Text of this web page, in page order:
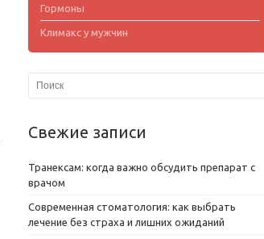
Гормоны
Климакс у мужчин
Свежие записи
Транексам: когда важно обсудить препарат с
врачом
Современная стоматология: как выбрать
лечение без страха и лишних ожиданий